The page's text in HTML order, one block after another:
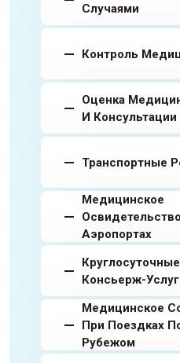
Случаями
Контроль
Оценка
И Консультации
Транспортные
Медицинское
Аэропортах
Консьерж-
Медицинское
При Поездках
Рубежом